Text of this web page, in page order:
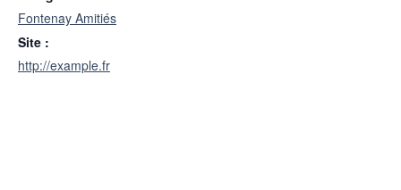
Fontenay Amitiés
Site :
http://example.fr